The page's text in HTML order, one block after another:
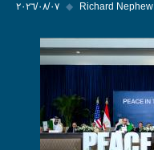
٠٧‏/٠٨‏/٢٠٢٦ ◆ Richard Nephew